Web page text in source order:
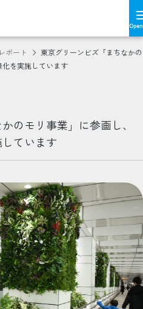
ポート
東京グリーンビズ「まちなかの
を実施しています
のモリ事業」に参画し、
ています